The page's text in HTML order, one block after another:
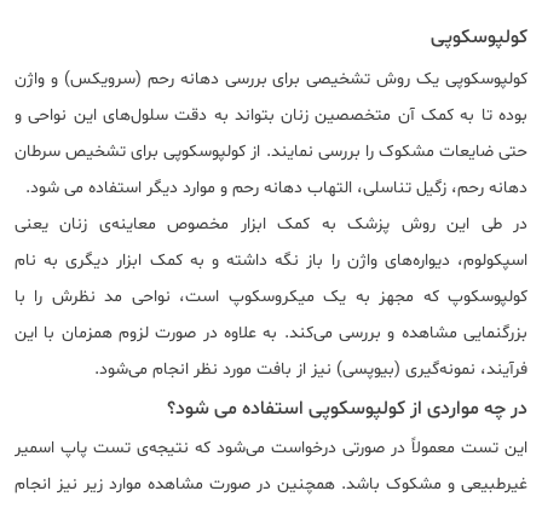
کولپوسکوپی
کولپوسکوپی یک روش تشخیصی برای بررسی دهانه رحم (سرویکس) و واژن
بوده تا به کمک آن متخصصین زنان بتواند به دقت سلول‌های این نواحی و
حتی ضایعات مشکوک را بررسی نمایند. از کولپوسکوپی برای تشخیص سرطان
دهانه رحم، زگیل تناسلی، التهاب دهانه رحم و موارد دیگر استفاده می شود.
در طی این روش پزشک به کمک ابزار مخصوص معاینه‌ی زنان یعنی
اسپکولوم، دیواره‌های واژن را باز نگه داشته و به کمک ابزار دیگری به نام
کولپوسکوپ که مجهز به یک میکروسکوپ است، نواحی مد نظرش را با
بزرگنمایی مشاهده و بررسی می‌کند. به علاوه در صورت لزوم همزمان با این
فرآیند، نمونه‌گیری (بیوپسی) نیز از بافت مورد نظر انجام می‌شود.
در چه مواردی از کولپوسکوپی استفاده می شود؟
این تست معمولاً در صورتی درخواست می‌شود که نتیجه‌ی تست پاپ ‌اسمیر
غیرطبیعی و مشکوک باشد. همچنین در صورت مشاهده موارد زیر نیز انجام